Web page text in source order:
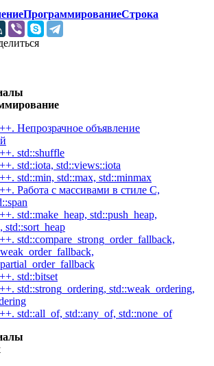
ПрограммированиеСтрока
Непрозрачное объявление
std::shuffle
std::iota, std::views::iota
std::min, std::max, std::minmax
Работа с массивами в стиле C,
std::make_heap, std::push_heap,
std::sort_heap
std::compare_strong_order_fallback,
std::bitset
std::strong_ordering, std::weak_ordering,
std::all_of, std::any_of, std::none_of